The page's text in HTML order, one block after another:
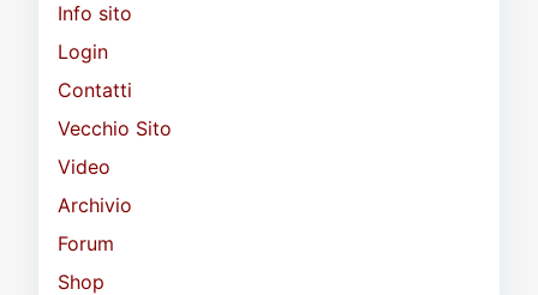
Info sito
Login
Contatti
Vecchio Sito
Video
Archivio
Forum
Shop